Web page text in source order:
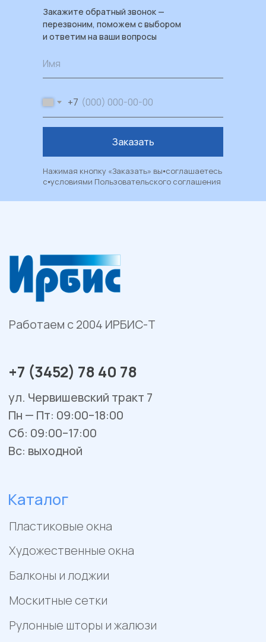
Имя
+7
Заказать
Нажимая кнопку «Заказать» вы⦁соглашаетесь
с⦁условиями Пользовательского соглашения
Закажите обратный звонок —
перезвоним, поможем с выбором
и ответим на ваши вопросы
Каталог
Покупателям
Пластиковые окна
Художественные окна
Балконы и лоджии
Металлические двери
Двери из ПВХ и алюминия
Системы перегородок
Рольставни
Гаражные и уличные ворота
Отзывы
Акции
Помощь
Гарантийное обслуживание
Ремонт окон и балконов
Сб: 09:00–17:00
Вс: выходной
Пример цен носит исключительно информационный
характер и не является публичной офертой